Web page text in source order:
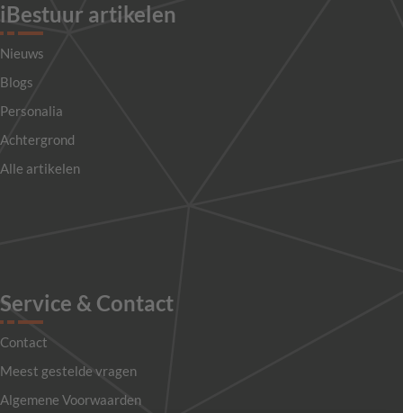
iBestuur artikelen
Nieuws
Blogs
Personalia
Achtergrond
Alle artikelen
Service & Contact
Contact
Meest gestelde vragen
Algemene Voorwaarden